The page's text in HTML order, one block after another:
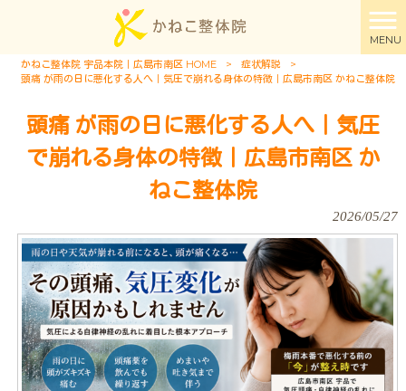
MENU
かねこ整体院 宇品本院｜広島市南区 HOME
> 症状解説
>
頭痛 が雨の日に悪化する人へ｜気圧で崩れる身体の特徴｜広島市南区 かねこ整体院
頭痛 が雨の日に悪化する人へ｜気圧
で崩れる身体の特徴｜広島市南区 か
ねこ整体院
2026/05/27